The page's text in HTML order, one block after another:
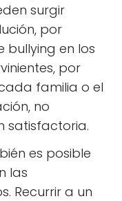
surgir
por
bullying en los
por
familia o el
no
satisfactoria.
es posible
las
Recurrir a un